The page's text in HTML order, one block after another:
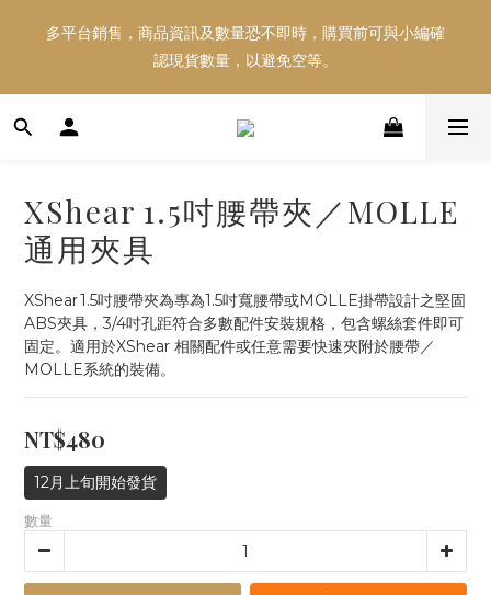
多平台銷售，商品資訊及數量恐不即時，購買前可與小編確
認現貨數量，以避免空等。
多平台銷售，商品資訊及數量恐不即時，購買前可與小編確
認現貨數量，以避免空等。
好東西跟好朋友分享～推薦好友一同享100元購物金！！！
多平台銷售，商品資訊及數量恐不即時，購買前可與小編確
XShear 1.5吋腰帶夾／MOLLE
通用夾具
XShear 1.5吋腰帶夾為專為1.5吋寬腰帶或MOLLE掛帶設計之堅固
ABS夾具，3/4吋孔距符合多數配件安裝規格，包含螺絲套件即可
固定。適用於XShear 相關配件或任意需要快速夾附於腰帶／
MOLLE系統的裝備。
NT$480
12月上旬開始發貨
數量